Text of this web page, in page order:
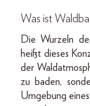
Was ist
Die Wurzeln
heißt dieses
der
zu baden,
Umgebung